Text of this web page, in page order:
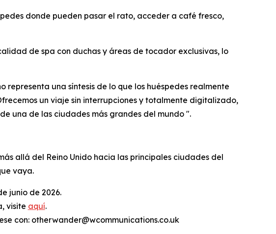
donde pueden pasar el rato, acceder a café fresco,
de spa con duchas y áreas de tocador exclusivas, lo
representa una síntesis de lo que los huéspedes realmente
un viaje sin interrupciones y totalmente digitalizado,
una de las ciudades más grandes del mundo ".
allá del Reino Unido hacia las principales ciudades del
vaya.
junio de 2026.
visite aquí.
con: otherwander@wcommunications.co.uk